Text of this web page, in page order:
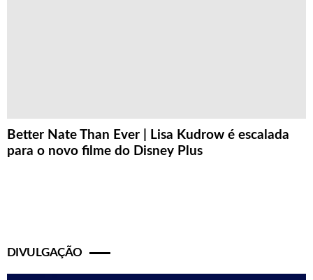
Better Nate Than Ever | Lisa Kudrow é escalada
para o novo filme do Disney Plus
DIVULGAÇÃO